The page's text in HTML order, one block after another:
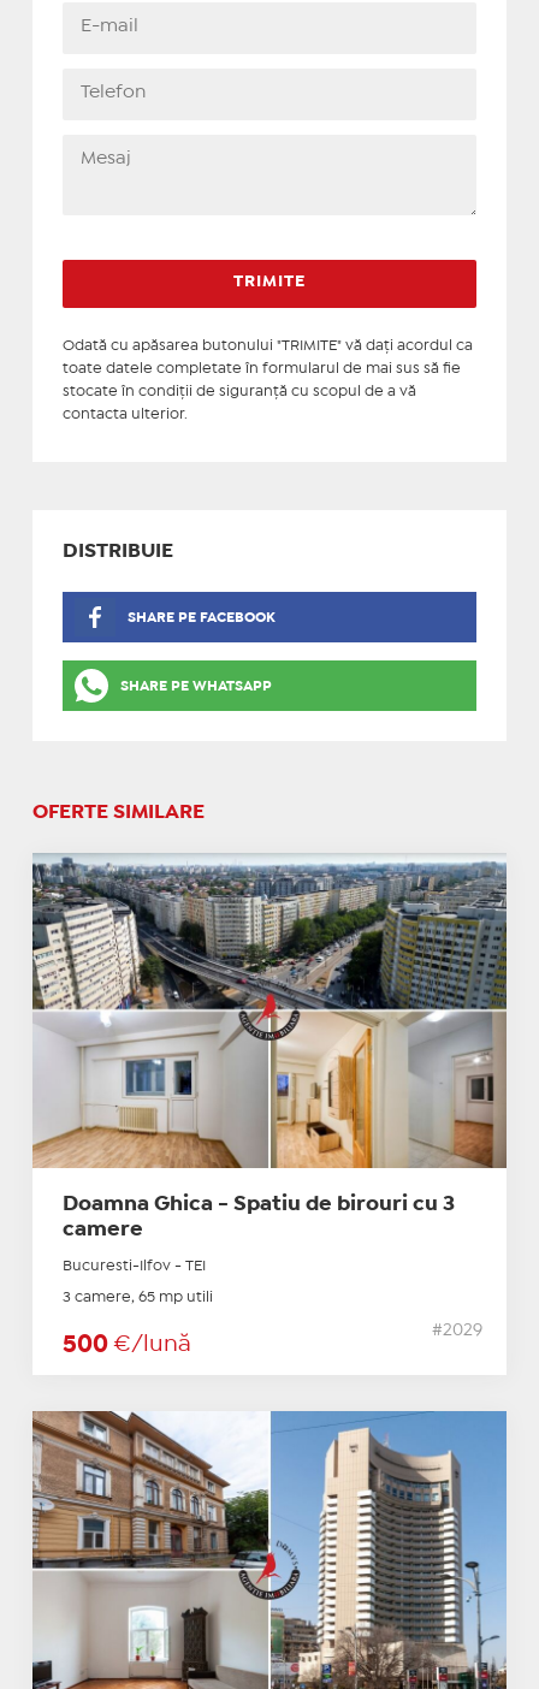
Odată cu apăsarea butonului "TRIMITE" vă daţi acordul ca
toate datele completate în formularul de mai sus să fie
stocate în condiţii de siguranţă cu scopul de a vă
contacta ulterior.
DISTRIBUIE
SHARE PE FACEBOOK
SHARE PE WHATSAPP
OFERTE SIMILARE
Doamna Ghica - Spatiu de birouri cu 3
camere
Bucuresti-Ilfov - TEI
3 camere, 65 mp utili
500 €/lună
#2029